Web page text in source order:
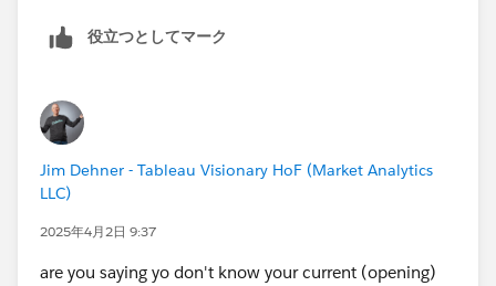
役立つとしてマーク
Jim Dehner - Tableau Visionary HoF (Market Analytics
LLC)
2025年4月2日 9:37
are you saying yo don't know your current (opening)